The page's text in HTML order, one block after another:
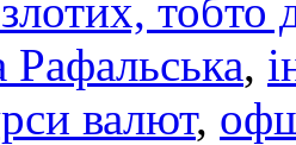
тобто
,
валют,